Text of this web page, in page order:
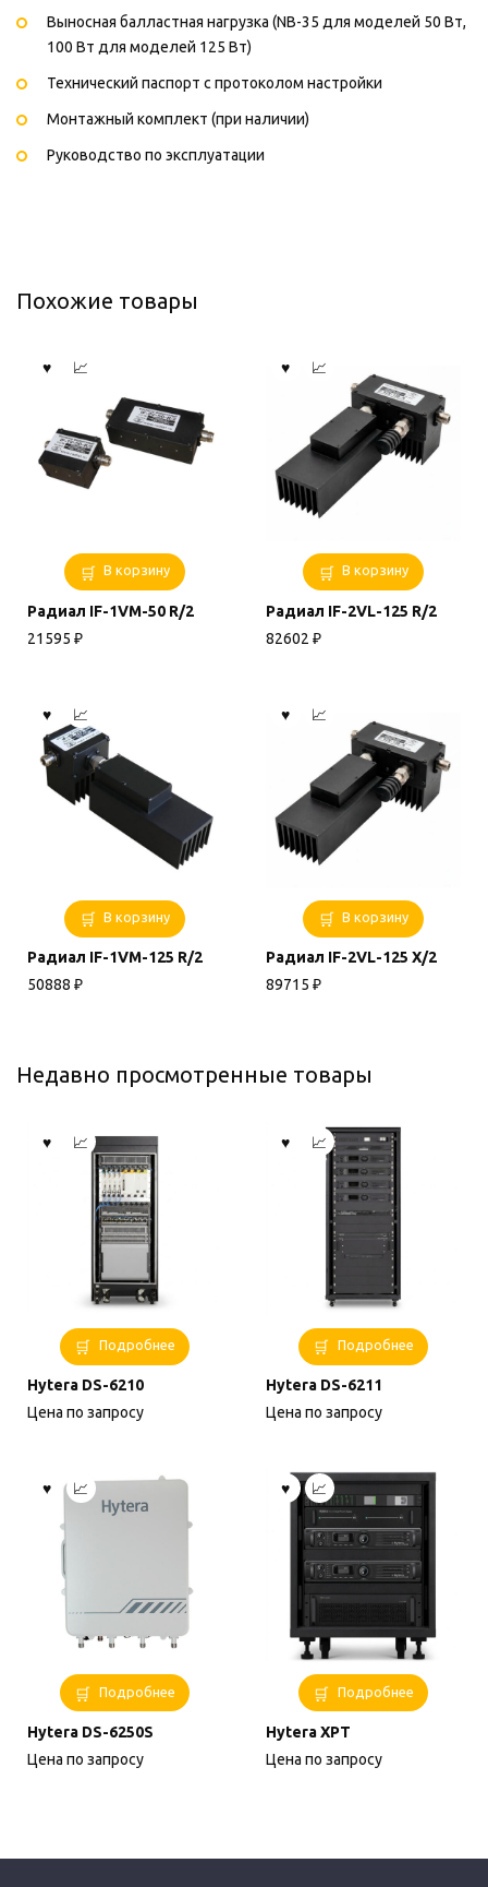
Выносная балластная нагрузка (NB-35 для моделей 50 Вт,
100 Вт для моделей 125 Вт)
Технический паспорт с протоколом настройки
Монтажный комплект (при наличии)
Руководство по эксплуатации
Похожие товары
В корзину
Радиал IF-1VM-50 R/2
21595 ₽
В корзину
Радиал IF-2VL-125 R/2
82602 ₽
В корзину
Радиал IF-1VM-125 R/2
50888 ₽
В корзину
Радиал IF-2VL-125 X/2
89715 ₽
Недавно просмотренные товары
Подробнее
Hytera DS-6210
Цена по запросу
Подробнее
Hytera DS-6211
Цена по запросу
Подробнее
Hytera DS-6250S
Цена по запросу
Подробнее
Hytera XPT
Цена по запросу